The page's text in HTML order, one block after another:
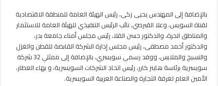
بالإضافة إلى المهندس يحيى زكى، رئيس الهيئة العامة للمنطقة الاقتصادية
لقناة السويس، وعلا القبرصي، نائب الرئيس التنفيذي للهيئة العامة للاستثمار
والمناطق الحرة، والدكتور حسن القلا، رئيس مجلس أمناء جامعة بدر،
والدكتور أحمد مصطفى، رئيس مجلس إدارة الشركة القابضة للقطن والغزل
والنسيج والملابس، ووفد رسمي سويسري، بالإضافة إلى ممثلي 32 شركة
سويسرية برئاسة هاينز كارر، رئيس اتحاد الشركات السويسرية، و بهاء العطار،
الأمين العام لغرفة التجارة والصناعة العربية السويسرية.